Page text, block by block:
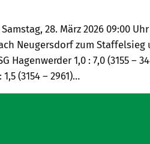
Samstag, 28. März 2026 09:00
Neugersdorf zum
Hagenwerder 1,0 : 7,0 (3155
(3154 – 2961)…